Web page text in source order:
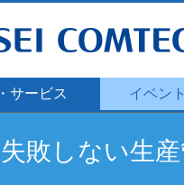
へ移動
サービス イベン
失敗しない生